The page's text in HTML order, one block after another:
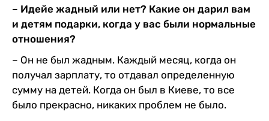
– Идейе жадный или нет? Какие он дарил вам
и детям подарки, когда у вас были нормальные
отношения?
– Он не был жадным. Каждый месяц, когда он
получал зарплату, то отдавал определенную
сумму на детей. Когда он был в Киеве, то все
было прекрасно, никаких проблем не было.